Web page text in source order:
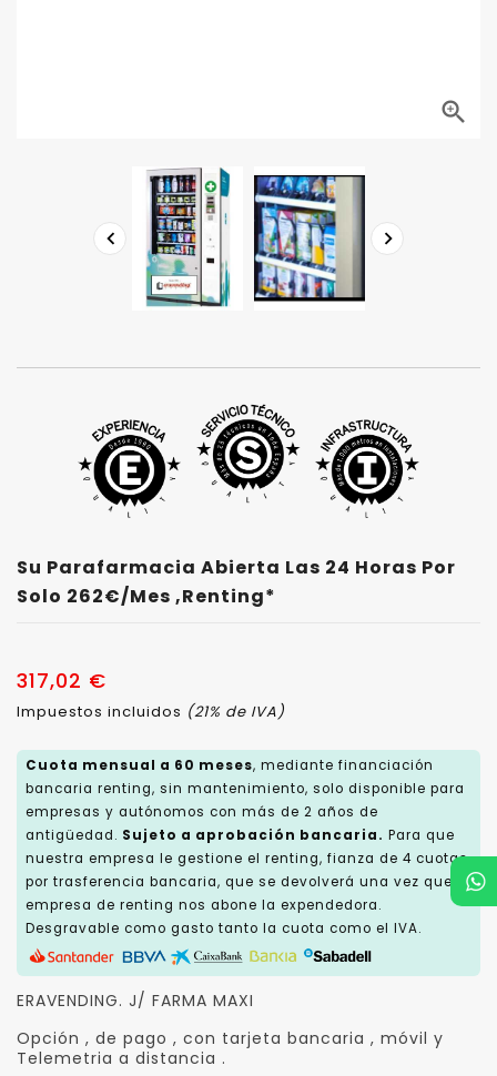

 
Su Parafarmacia Abierta Las 24 Horas Por
Solo 262€/mes ,renting*
317,02 €
Impuestos incluidos (21% de IVA)
Cuota mensual a 60 meses, mediante financiación
bancaria renting, sin mantenimiento, solo disponible para
empresas y autónomos con más de 2 años de
antigüedad. Sujeto a aprobación bancaria. Para que
nuestra empresa le gestione el renting, fianza de 4 cuotas,
por trasferencia bancaria, que se devolverá una vez que la
empresa de renting nos abone la expendedora.
Desgravable como gasto tanto la cuota como el IVA.
ERAVENDING. J/ FARMA MAXI
Opción , de pago , con tarjeta bancaria , móvil y
Telemetria a distancia .